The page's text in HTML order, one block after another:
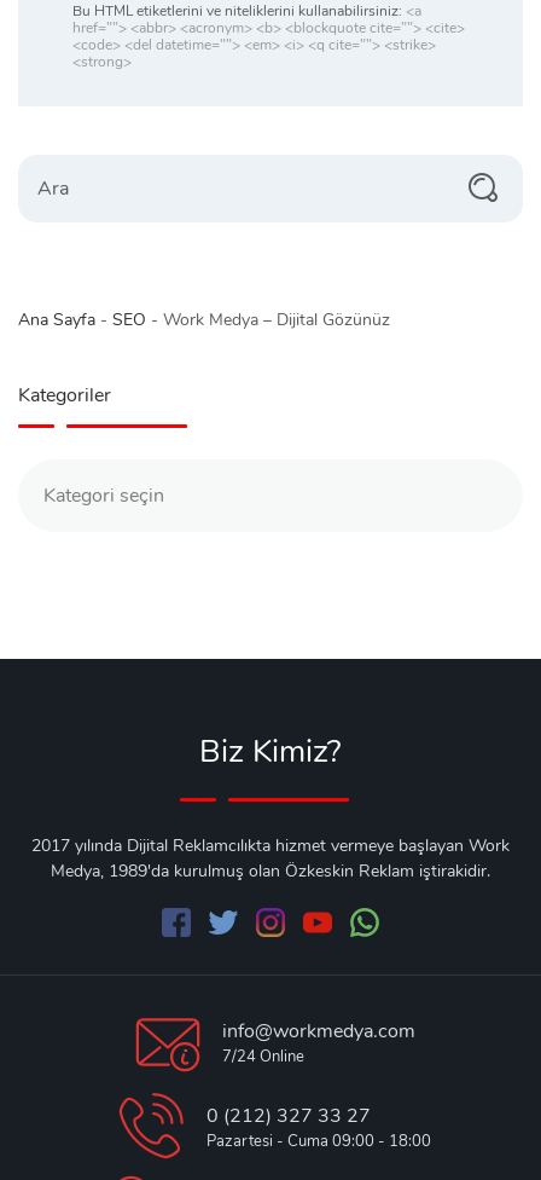
Bu HTML etiketlerini ve niteliklerini kullanabilirsiniz: <a
href=""> <abbr> <acronym> <b> <blockquote cite=""> <cite>
<code> <del datetime=""> <em> <i> <q cite=""> <strike>
<strong>
Ana Sayfa - SEO - Work Medya – Dijital Gözünüz
Kategoriler
Biz Kimiz?
2017 yılında Dijital Reklamcılıkta hizmet vermeye başlayan Work
Medya, 1989'da kurulmuş olan Özkeskin Reklam iştirakidir.
info@workmedya.com
7/24 Online
0 (212) 327 33 27
Pazartesi - Cuma 09:00 - 18:00